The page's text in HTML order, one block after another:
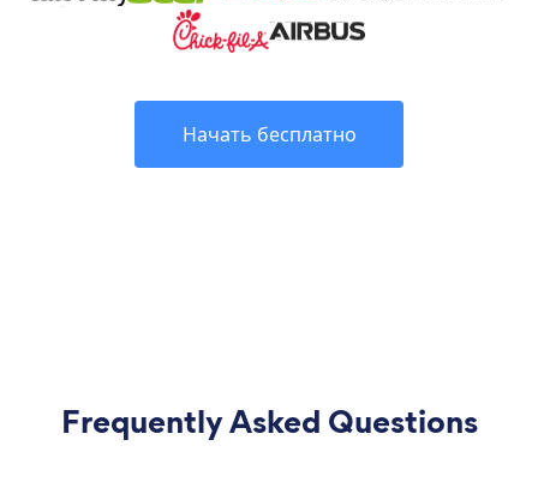
Начать бесплатно
Frequently Asked Questions